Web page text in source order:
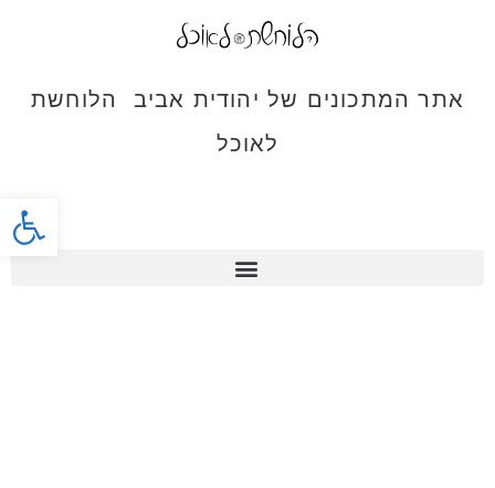
פתח
אתר המתכונים של יהודית אביב הלוחשת
לאוכל